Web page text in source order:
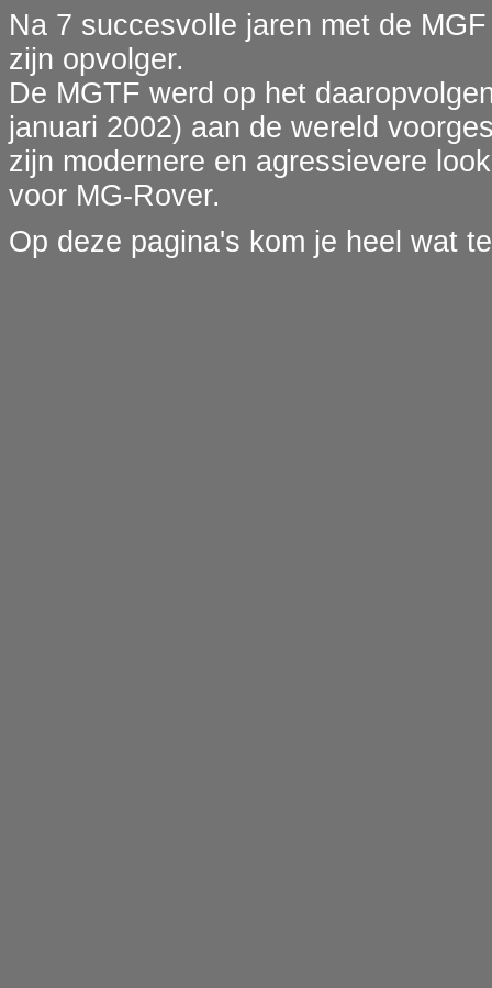
Na 7 succesvolle jaren met de
zijn opvolger.
De MGTF werd op het
januari 2002) aan de wereld
zijn modernere en agressievere
voor MG-Rover.
Op deze pagina's kom je heel wat